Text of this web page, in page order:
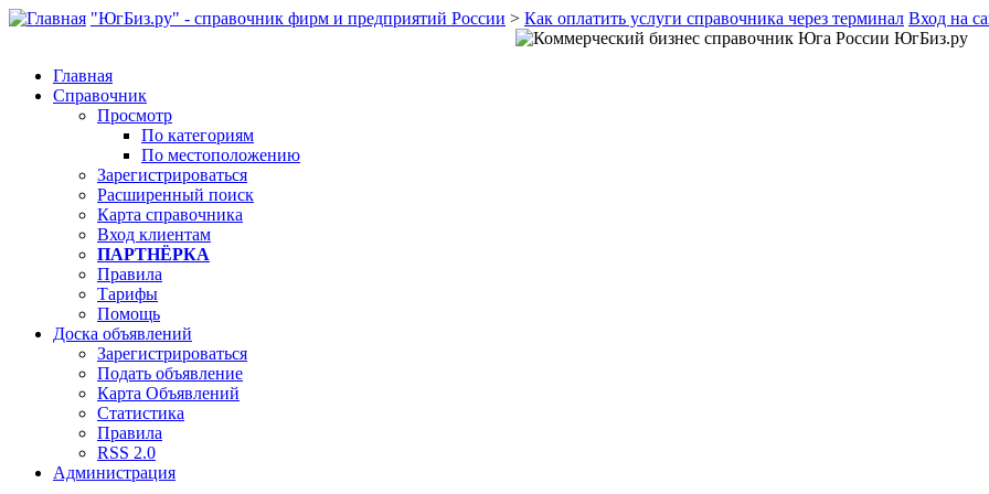
"ЮгБиз.ру" - справочник фирм и предприятий России > Как оплатить услуги справочника через терминал Вход на
Главная
Справочник
Просмотр
По категориям
По местоположению
Зарегистрироваться
Расширенный поиск
Карта справочника
Вход клиентам
ПАРТНЁРКА
Правила
Тарифы
Помощь
Доска объявлений
Зарегистрироваться
Подать объявление
Карта Объявлений
Статистика
Правила
RSS 2.0
Администрация